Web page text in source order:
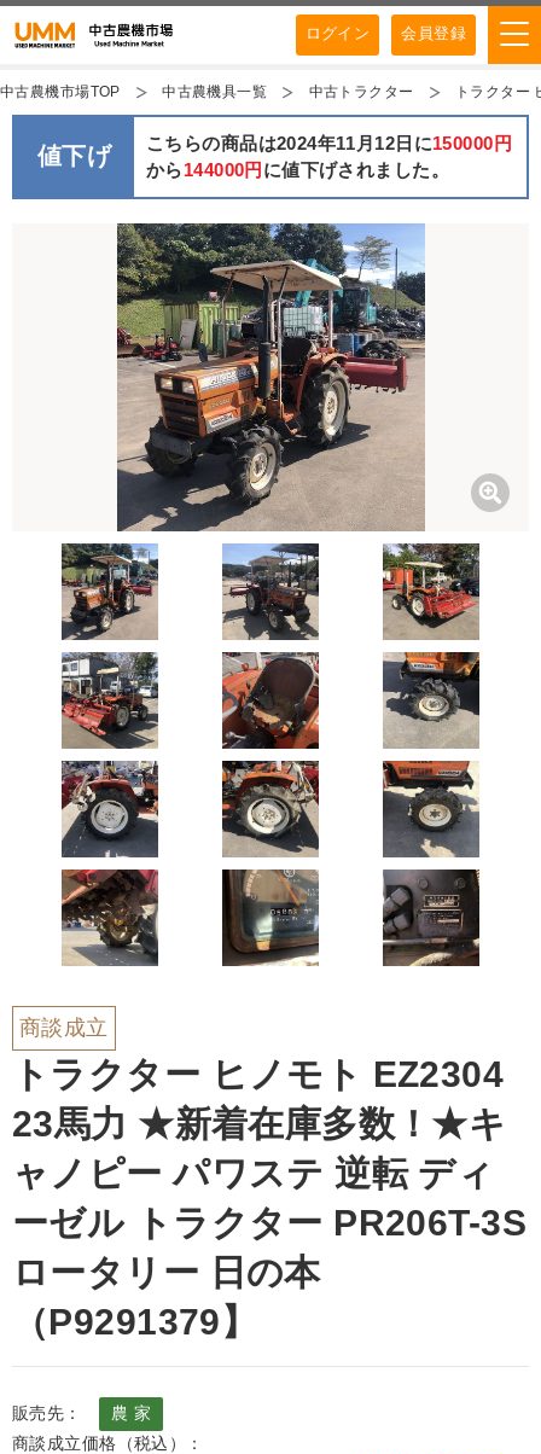
ログイン 会員登録
中古農機市場TOP 中古農機具一覧 中古トラクター トラクター
値下げ こちらの商品は2024年11月12日に150000円
から144000円 に値下げされました。
商談成立
トラクター ヒノモト EZ2304
23馬力 ★新着在庫多数！★キ
ャノピー パワステ 逆転 ディ
ーゼル トラクター PR206T-3S
ロータリー 日の本
（P9291379】
販売先：
農 家
商談成立価格（税込）：